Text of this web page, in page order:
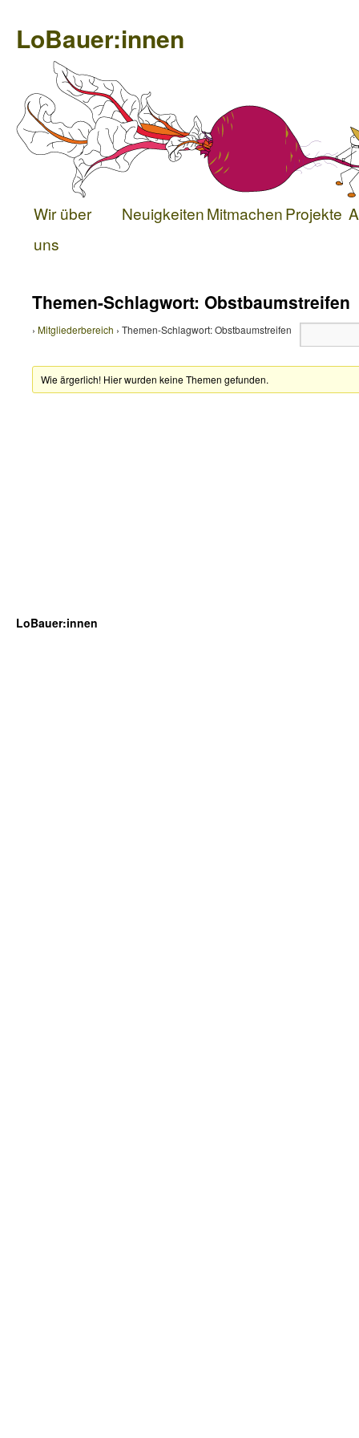
LoBauer:innen
Wir über
uns
NeuigkeitenMitmachenProjekte
Themen-Schlagwort: Obstbaumstreifen
› Mitgliederbereich › Themen-Schlagwort: Obstbaumstreifen
Wie ärgerlich! Hier wurden keine Themen gefunden.
LoBauer:innen